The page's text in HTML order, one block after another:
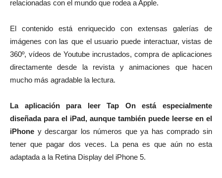
relacionadas con el mundo que rodea a Apple.
El contenido está enriquecido con extensas galerías de
imágenes con las que el usuario puede interactuar, vistas de
360º, vídeos de Youtube incrustados, compra de aplicaciones
directamente desde la revista y animaciones que hacen
mucho más agradable la lectura.
La aplicación para leer Tap On está especialmente
diseñada para el iPad, aunque también puede leerse en el
iPhone y descargar los números que ya has comprado sin
tener que pagar dos veces. La pena es que aún no esta
adaptada a la Retina Display del iPhone 5.